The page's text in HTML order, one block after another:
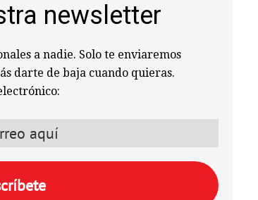
newsletter
a nadie. Solo te enviaremos
darte de baja cuando quieras.